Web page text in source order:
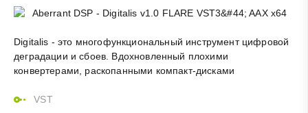
Digitalis - это многофункциональный инструмент цифровой
деградации и сбоев. Вдохновленный плохими
конвертерами, раскопанными компакт-дисками
VST